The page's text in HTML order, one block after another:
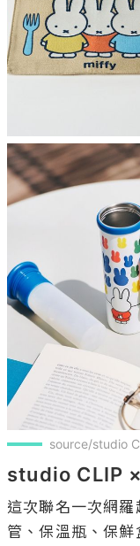
source/studio
studio CLIP
這次聯名一次網
管、保溫瓶、保